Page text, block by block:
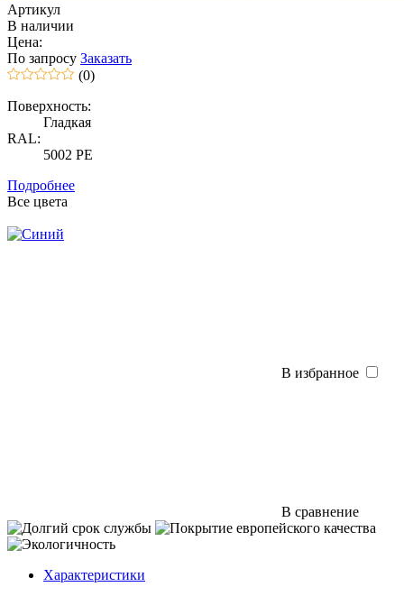
Артикул
В наличии
Цена:
По запросу Заказать
(0)
Поверхность:
Гладкая
RAL:
5002 PE
Подробнее
Все цвета
В избранное
В сравнение
Характеристики